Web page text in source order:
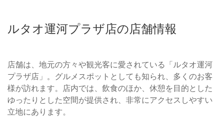
ルタオ運河プラザ店の店舗情報
店舗は、地元の方々や観光客に愛されている「ルタオ運河
プラザ店」。グルメスポットとしても知られ、多くのお客
様が訪れます。店内では、飲食のほか、休憩を目的とした
ゆったりとした空間が提供され、非常にアクセスしやすい
立地にあります。